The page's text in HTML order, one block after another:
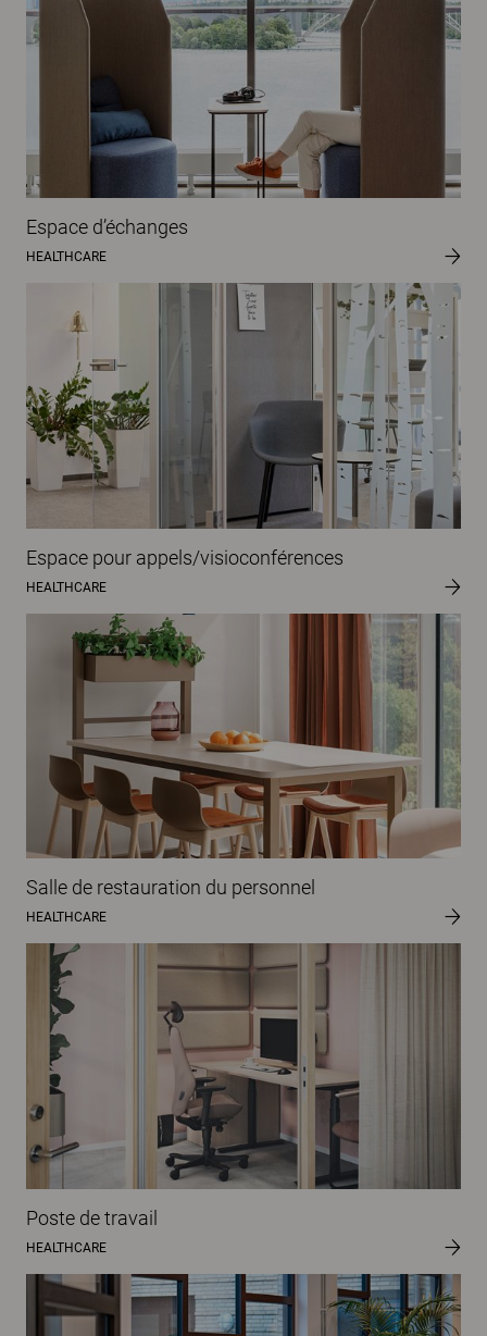
Espace d’échanges
HEALTHCARE
Espace pour appels/visioconférences
HEALTHCARE
Salle de restauration du personnel
HEALTHCARE
Poste de travail
HEALTHCARE